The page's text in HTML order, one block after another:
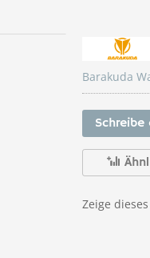
Barakuda
Zeige